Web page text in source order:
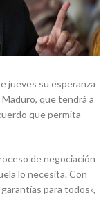
jueves su esperanza
que tendrá a
que permita
de negociación
lo necesita. Con
para todos»,